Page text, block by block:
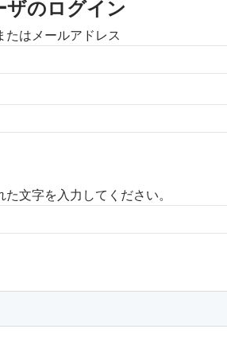
ザのログイン
たはメールアドレス
た文字を入力してください。